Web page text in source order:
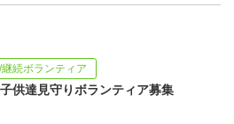
続ボランティア
供達見守りボランティア募集